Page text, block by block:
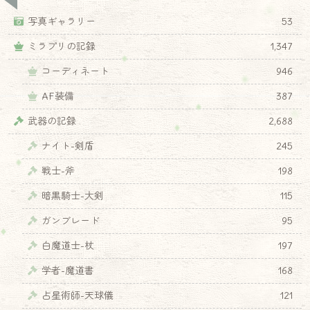
写真ギャラリー
53
ミラプリの記録
1,347
コーディネート
946
AF装備
387
武器の記録
2,688
ナイト-剣盾
245
戦士-斧
198
暗黒騎士-大剣
115
ガンブレード
95
白魔道士-杖
197
学者-魔道書
168
占星術師-天球儀
121